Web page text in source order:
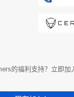
的福利支持？立即加